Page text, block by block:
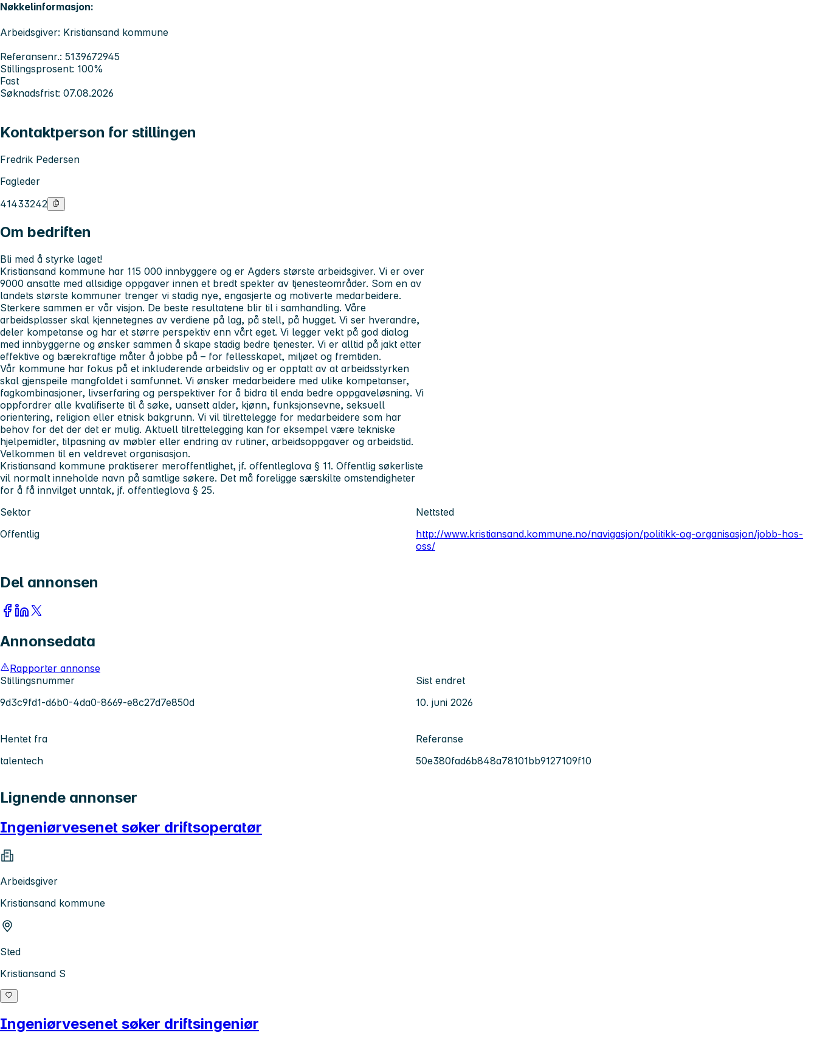
Nøkkelinformasjon:
Arbeidsgiver: Kristiansand kommune
Referansenr.: 5139672945
Stillingsprosent: 100%
Fast
Søknadsfrist: 07.08.2026
Kontaktperson for stillingen
Fredrik Pedersen
Fagleder
41433242
Om bedriften
Bli med å styrke laget!
Kristiansand kommune har 115 000 innbyggere og er Agders største arbeidsgiver. Vi er over
9000 ansatte med allsidige oppgaver innen et bredt spekter av tjenesteområder. Som en av
landets største kommuner trenger vi stadig nye, engasjerte og motiverte medarbeidere.
Sterkere sammen er vår visjon. De beste resultatene blir til i samhandling. Våre
arbeidsplasser skal kjennetegnes av verdiene på lag, på stell, på hugget. Vi ser hverandre,
deler kompetanse og har et større perspektiv enn vårt eget. Vi legger vekt på god dialog
med innbyggerne og ønsker sammen å skape stadig bedre tjenester. Vi er alltid på jakt etter
effektive og bærekraftige måter å jobbe på – for fellesskapet, miljøet og fremtiden.
Vår kommune har fokus på et inkluderende arbeidsliv og er opptatt av at arbeidsstyrken
skal gjenspeile mangfoldet i samfunnet. Vi ønsker medarbeidere med ulike kompetanser,
fagkombinasjoner, livserfaring og perspektiver for å bidra til enda bedre oppgaveløsning. Vi
oppfordrer alle kvalifiserte til å søke, uansett alder, kjønn, funksjonsevne, seksuell
orientering, religion eller etnisk bakgrunn. Vi vil tilrettelegge for medarbeidere som har
behov for det der det er mulig. Aktuell tilrettelegging kan for eksempel være tekniske
hjelpemidler, tilpasning av møbler eller endring av rutiner, arbeidsoppgaver og arbeidstid.
Velkommen til en veldrevet organisasjon.
Kristiansand kommune praktiserer meroffentlighet, jf. offentleglova § 11. Offentlig søkerliste
vil normalt inneholde navn på samtlige søkere. Det må foreligge særskilte omstendigheter
for å få innvilget unntak, jf. offentleglova § 25.
Sektor
Offentlig
Nettsted
http://www.kristiansand.kommune.no/navigasjon/politikk-og-organisasjon/jobb-hos-
oss/
Del annonsen
Annonsedata
Rapporter annonse
Stillingsnummer
9d3c9fd1-d6b0-4da0-8669-e8c27d7e850d
Sist endret
10. juni 2026
Hentet fra
talentech
Referanse
50e380fad6b848a78101bb9127109f10
Lignende annonser
Ingeniørvesenet søker driftsoperatør
Arbeidsgiver
Kristiansand kommune
Sted
Kristiansand S
Ingeniørvesenet søker driftsingeniør